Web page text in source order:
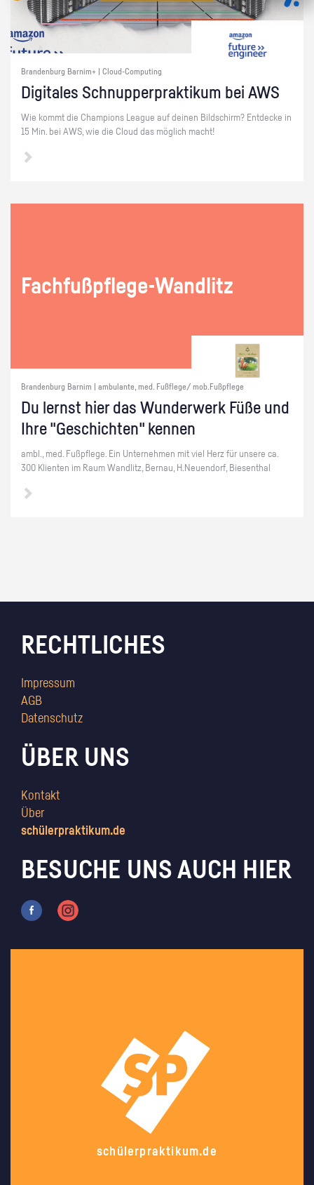
Brandenburg Barnim+ | Cloud-Computing
Di­gi­ta­les Schnup­per­prak­ti­kum bei AWS
Wie kommt die Cham­pi­ons Le­ague auf dei­nen Bild­schirm? Ent­de­cke in
15 Min. bei AWS, wie die Cloud das mög­lich macht!
Fach­fuß­pfle­ge-Wand­litz
Brandenburg Barnim | ambulante, med. Fußflege/ mob.Fußpflege
Du lernst hier das Wun­der­werk Füße und
Ihre "Ge­schich­ten" ken­nen
ambl., med. Fuß­pfle­ge. Ein Un­ter­neh­men mit viel Herz für un­se­re ca.
300 Kli­en­ten im Raum Wand­litz, Ber­nau, H.​Neuendorf, Biesen­thal
RECHTLICHES
Impressum
AGB
Datenschutz
ÜBER UNS
Kontakt
Über
schülerpraktikum.de
BESUCHE UNS AUCH HIER
schülerpraktikum.de